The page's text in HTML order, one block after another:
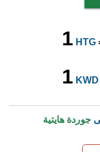
1 HTG
1 KWD
جوردة هايتية